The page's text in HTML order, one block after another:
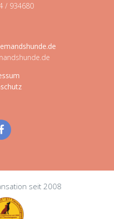
/ 934680
seit 2008